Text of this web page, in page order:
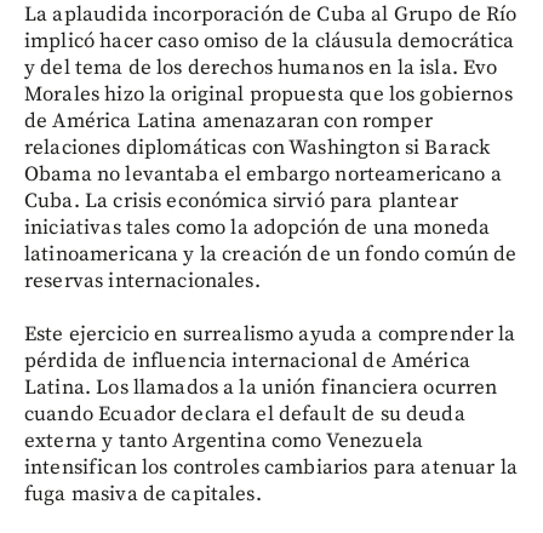
La aplaudida incorporación de Cuba al Grupo de Río
implicó hacer caso omiso de la cláusula democrática
y del tema de los derechos humanos en la isla. Evo
Morales hizo la original propuesta que los gobiernos
de América Latina amenazaran con romper
relaciones diplomáticas con Washington si Barack
Obama no levantaba el embargo norteamericano a
Cuba. La crisis económica sirvió para plantear
iniciativas tales como la adopción de una moneda
latinoamericana y la creación de un fondo común de
reservas internacionales.
Este ejercicio en surrealismo ayuda a comprender la
pérdida de influencia internacional de América
Latina. Los llamados a la unión financiera ocurren
cuando Ecuador declara el default de su deuda
externa y tanto Argentina como Venezuela
intensifican los controles cambiarios para atenuar la
fuga masiva de capitales.